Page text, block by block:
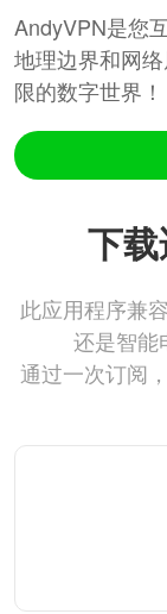
AndyVPN是您
地理边界和网
限的数字世界！
下
此应用程序兼
还是智能
通过一次订阅